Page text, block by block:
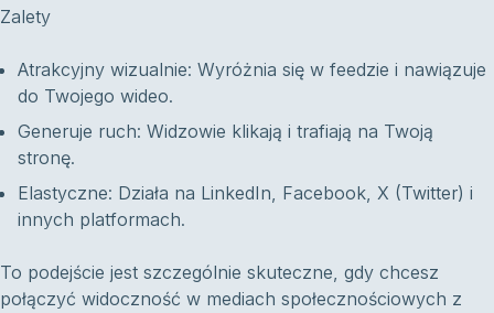
Zalety
Atrakcyjny wizualnie: Wyróżnia się w feedzie i nawiązuje
do Twojego wideo.
Generuje ruch: Widzowie klikają i trafiają na Twoją
stronę.
Elastyczne: Działa na LinkedIn, Facebook, X (Twitter) i
innych platformach.
To podejście jest szczególnie skuteczne, gdy chcesz
połączyć widoczność w mediach społecznościowych z